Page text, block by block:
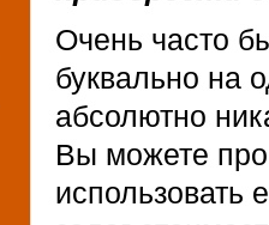
Очень часто
буквально на
абсолютно
Вы можете
использовать